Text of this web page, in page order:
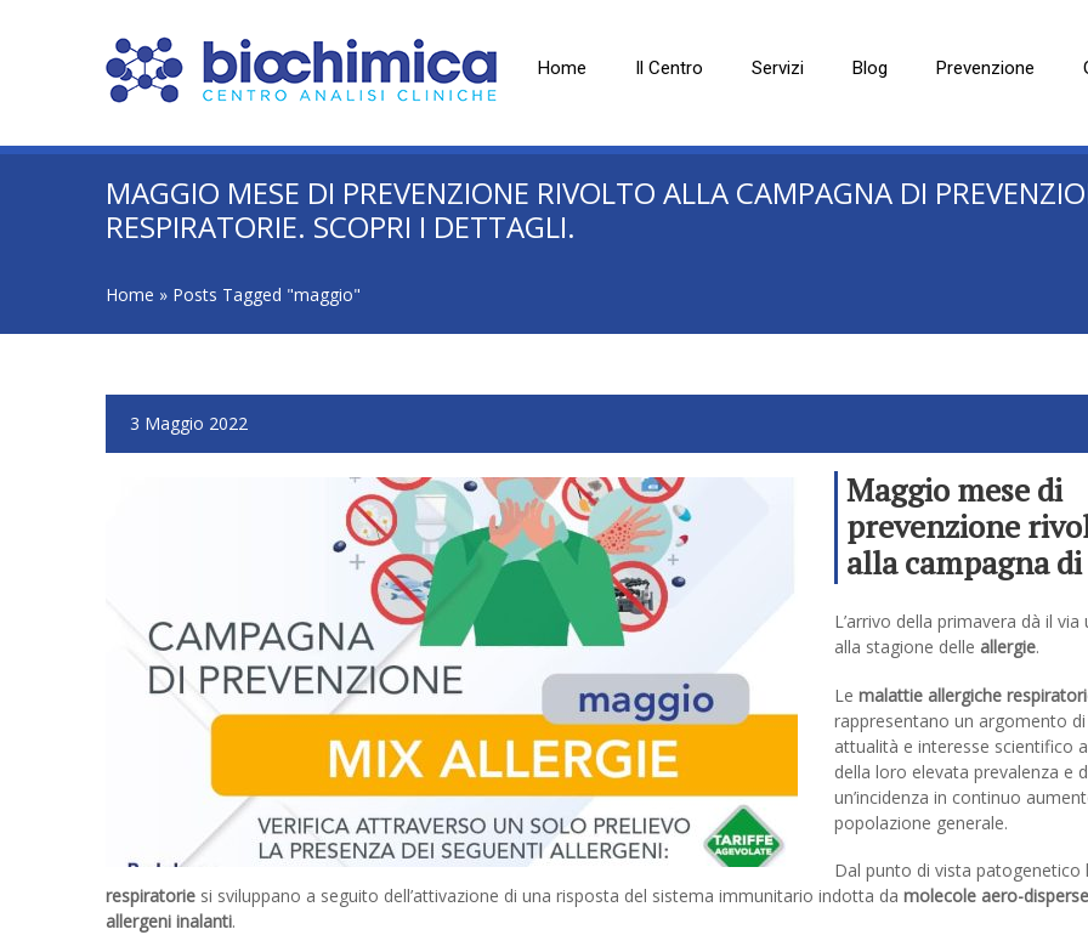
Home Il Centro Servizi Blog Prevenzione
MAGGIO MESE DI PREVENZIONE RIVOLTO ALLA CAMPAGNA DI
RESPIRATORIE. SCOPRI I DETTAGLI.
Home » Posts Tagged "maggio"
3 Maggio 2022
Maggio mese di
prevenzione
alla campagna di
allergie
Scopri i dettagli.
L’arrivo della primavera dà il via
alla stagione delle allergie.
Le malattie allergiche
rappresentano un argomento
attualità e interesse scientifico
della loro elevata prevalenza e
un’incidenza in continuo
popolazione generale.
Dal punto di vista patogenetico
respiratorie si sviluppano a seguito dell’attivazione di una risposta del sistema immunitario indotta da molecole aero-disperse
allergeni inalanti.